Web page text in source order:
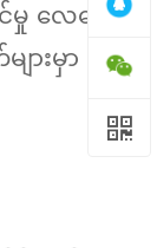
မှု လေအေး
ားမှာ